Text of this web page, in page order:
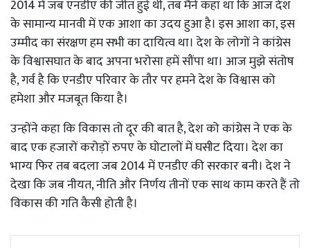
2014 में जब एनडीए की जीत हुई थी, तब मैंने कहा था कि आज देश
के सामान्य मानवी में एक आशा का उदय हुआ है। इस आशा का, इस
उम्मीद का संरक्षण हम सभी का दायित्व था। देश के लोगों ने कांग्रेस
के विश्वासघात के बाद अपना भरोसा हमें सौंपा था। आज मुझे संतोष
है, गर्व है कि एनडीए परिवार के तौर पर हमने देश के विश्वास को
हमेशा और मजबूत किया है।
उन्होंने कहा कि विकास तो दूर की बात है, देश को कांग्रेस ने एक के
बाद एक हजारों करोड़ों रुपए के घोटालों में घसीट दिया। देश का
भाग्य फिर तब बदला जब 2014 में एनडीए की सरकार बनी। देश ने
देखा कि जब नीयत, नीति और निर्णय तीनों एक साथ काम करते हैं तो
विकास की गति कैसी होती है।